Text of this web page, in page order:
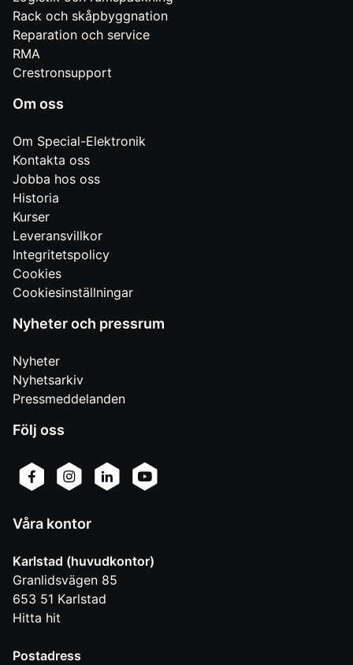
Rack och skåpbyggnation
Reparation och service
RMA
Crestronsupport
Om oss
Om Special-Elektronik
Kontakta oss
Jobba hos oss
Historia
Kurser
Leveransvillkor
Integritetspolicy
Cookies
Cookiesinställningar
Nyheter och pressrum
Nyheter
Nyhetsarkiv
Pressmeddelanden
Följ oss
Våra kontor
Karlstad (huvudkontor)
Granlidsvägen 85
653 51 Karlstad
Hitta hit
Postadress